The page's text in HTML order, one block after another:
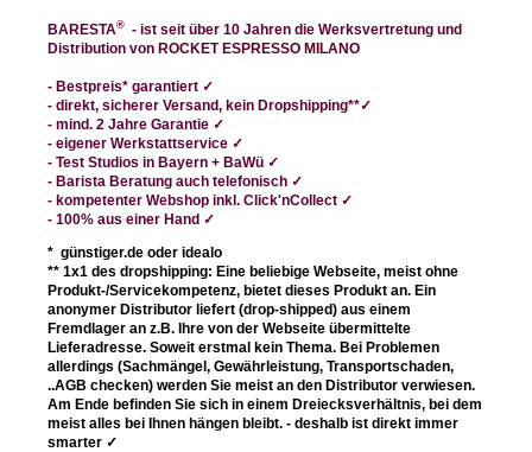
BARESTA® - ist seit über 10 Jahren die Werksvertretung und
Distribution von ROCKET ESPRESSO MILANO
- Bestpreis* garantiert ✓
- direkt, sicherer Versand, kein Dropshipping**✓
- mind. 2 Jahre Garantie ✓
- eigener Werkstattservice ✓
- Test Studios in Bayern + BaWü ✓
- Barista Beratung auch telefonisch ✓
- kompetenter Webshop inkl. Click'nCollect ✓
- 100% aus einer Hand ✓
* günstiger.de oder idealo
** 1x1 des dropshipping: Eine beliebige Webseite, meist ohne
Produkt-/Servicekompetenz, bietet dieses Produkt an. Ein
anonymer Distributor liefert (drop-shipped) aus einem
Fremdlager an z.B. Ihre von der Webseite übermittelte
Lieferadresse. Soweit erstmal kein Thema. Bei Problemen
allerdings (Sachmängel, Gewährleistung, Transportschaden,
..AGB checken) werden Sie meist an den Distributor verwiesen.
Am Ende befinden Sie sich in einem Dreiecksverhältnis, bei dem
meist alles bei Ihnen hängen bleibt. - deshalb ist direkt immer
smarter ✓